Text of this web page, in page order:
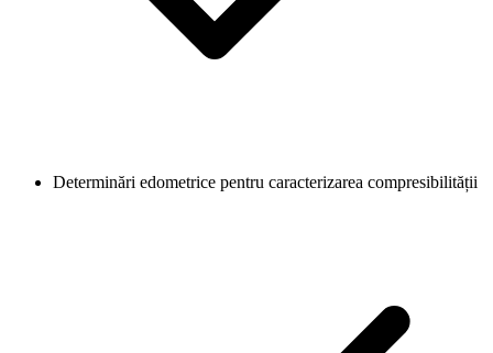
Determinări edometrice pentru caracterizarea compresibilității